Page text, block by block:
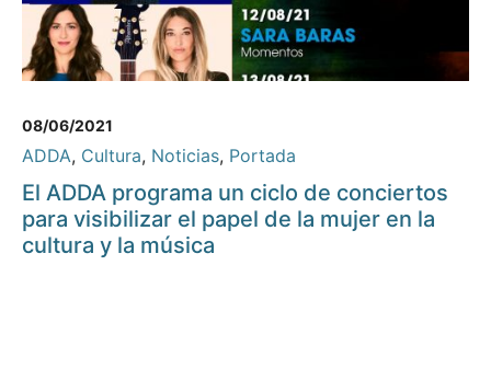
08/06/2021
ADDA, Cultura, Noticias, Portada
El ADDA programa un ciclo de conciertos
para visibilizar el papel de la mujer en la
cultura y la música